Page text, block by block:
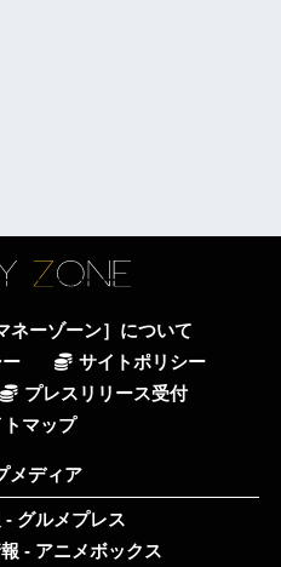
ネーゾーン］について
サイトポリシー
プレスリリース受付
トマップ
メディア
- グルメプレス
- アニメボックス